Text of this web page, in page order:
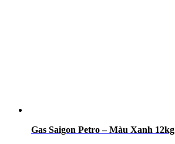
Gas Saigon Petro – Màu Xanh 12kg